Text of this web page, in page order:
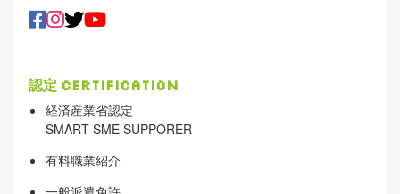
認定 Certification
経済産業省認定
SMART SME SUPPORER
有料職業紹介